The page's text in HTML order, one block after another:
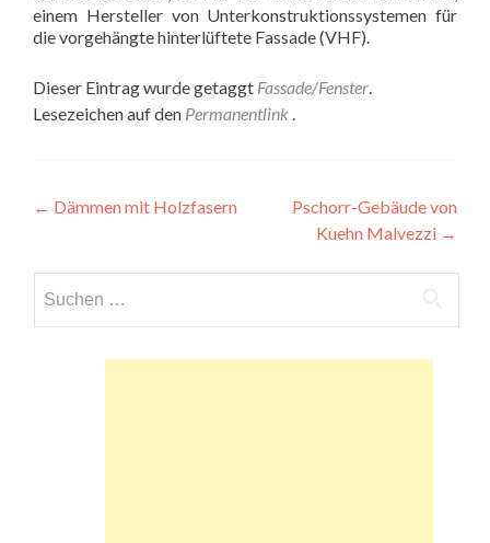
einem Hersteller von Unterkonstruktionssystemen für
die vorgehängte hinterlüftete Fassade (VHF).
Dieser Eintrag wurde getaggt Fassade/Fenster.
Lesezeichen auf den Permanentlink .
Beitragsnavigation
← Dämmen mit Holzfasern
Pschorr-Gebäude von
Kuehn Malvezzi →
nach: